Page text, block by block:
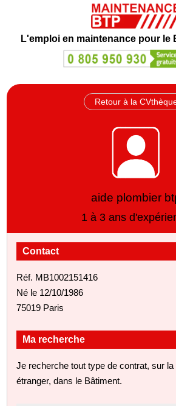
L'emploi en maintenance pour le
Retour à la
aide plombier
1 à 3 ans
Contact
Réf. MB1002151416
Né le 12/10/1986
75019 Paris
Ma recherche
Je recherche tout type de contrat, sur la
étranger, dans le Bâtiment.